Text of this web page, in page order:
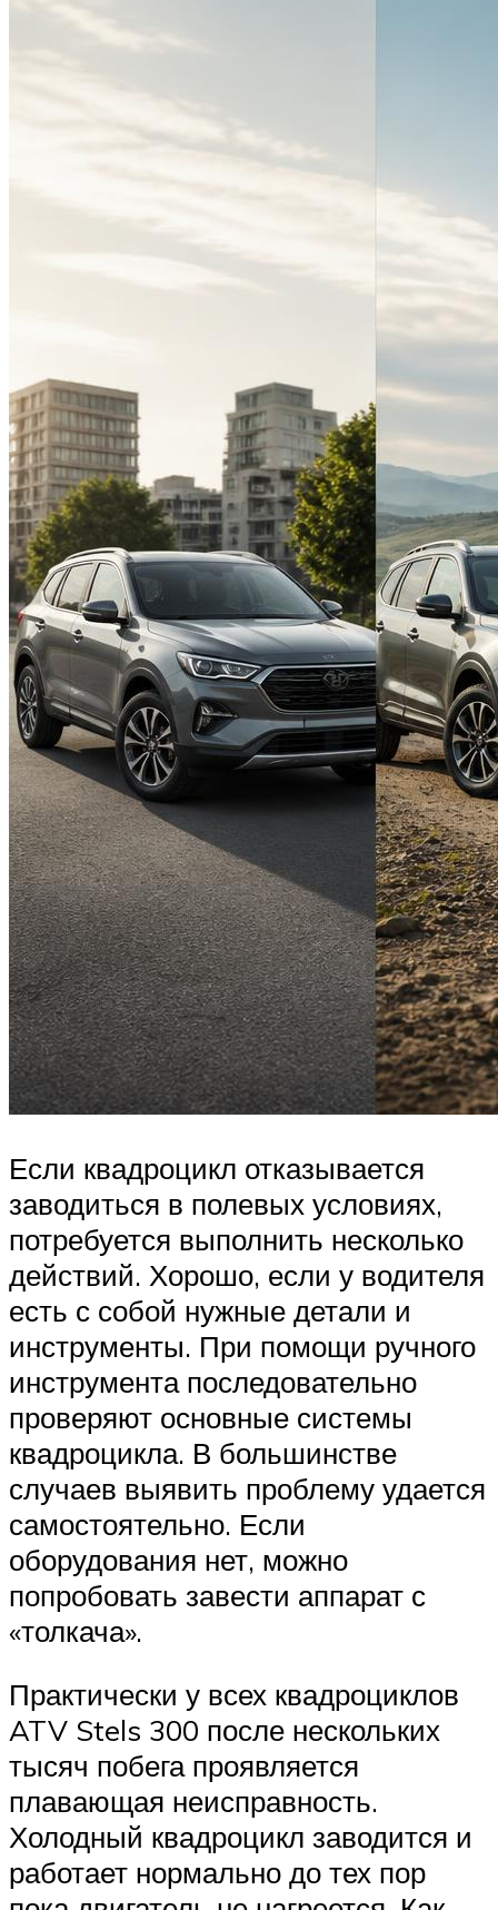
Если квадроцикл отказывается
заводиться в полевых условиях,
потребуется выполнить несколько
действий. Хорошо, если у водителя
есть с собой нужные детали и
инструменты. При помощи ручного
инструмента последовательно
проверяют основные системы
квадроцикла. В большинстве
случаев выявить проблему удается
самостоятельно. Если
оборудования нет, можно
попробовать завести аппарат с
«толкача».
Практически у всех квадроциклов
ATV Stels 300 после нескольких
тысяч побега проявляется
плавающая неисправность.
Холодный квадроцикл заводится и
работает нормально до тех пор